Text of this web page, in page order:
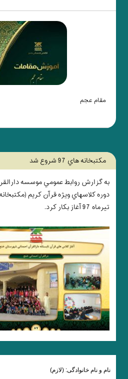
مقام عجم
مكتبخانه هاي 97 شروع شد
به گزارش روابط عمومي موسسه
تيرماه 97 آغاز بكار كرد.
نام و نام خانوادگی: (لازم)